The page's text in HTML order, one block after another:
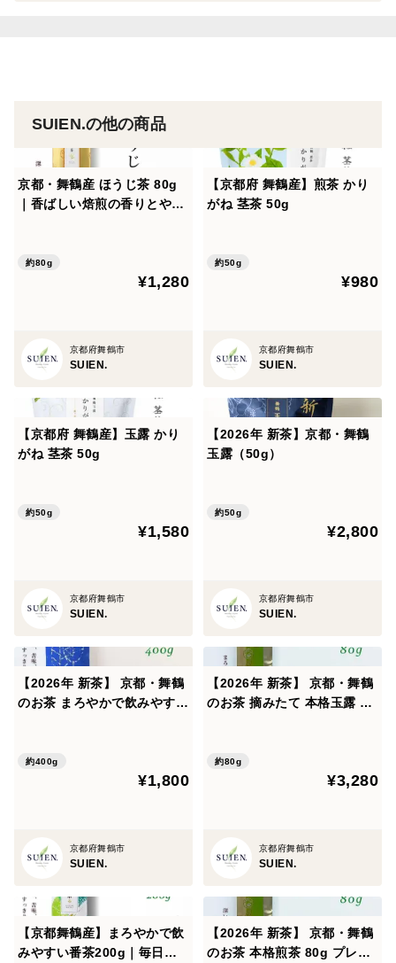
わいが特長です。
上質な抹茶ですので、薄茶として点てていただくのがお
すすめですが、
・原材料名：緑茶(碾茶)
・製法：石臼挽き
・内容量：40g
・保存方法
高温多湿・直射日光を避け、冷暗所で保存してくださ
意ください。
冷凍で長期保存も可能ですが、香りと色を楽しむため、
matcha
SUIEN.の他の商品
京都・舞鶴産 ほうじ茶 80g
｜香ばしい焙煎の香りとやさ
約80g
¥1,280
京都府舞鶴市
SUIEN.
【京都府 舞鶴産】煎茶 かり
がね 茎茶 50g
約50g
¥980
京都府舞鶴市
SUIEN.
【京都府 舞鶴産】玉露 かり
がね 茎茶 50g
約50g
¥1,580
京都府舞鶴市
SUIEN.
【2026年 新茶】京都・舞鶴
玉露（50g）
約50g
¥2,800
京都府舞鶴市
SUIEN.
【2026年 新茶】 京都・舞鶴
のお茶 まろやかで飲みやすい
約400g
¥1,800
京都府舞鶴市
SUIEN.
【2026年 新茶】 京都・舞鶴
のお茶 摘みたて 本格玉露 80
約80g
¥3,280
京都府舞鶴市
SUIEN.
【京都舞鶴産】まろやかで飲
みやすい番茶200g｜毎日の
【2026年 新茶】 京都・舞鶴
のお茶 本格煎茶 80g プレゼ